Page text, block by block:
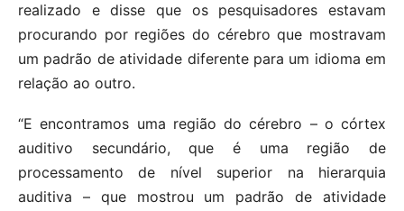
realizado e disse que os pesquisadores estavam
procurando por regiões do cérebro que mostravam
um padrão de atividade diferente para um idioma em
relação ao outro.
“E encontramos uma região do cérebro – o córtex
auditivo secundário, que é uma região de
processamento de nível superior na hierarquia
auditiva – que mostrou um padrão de atividade